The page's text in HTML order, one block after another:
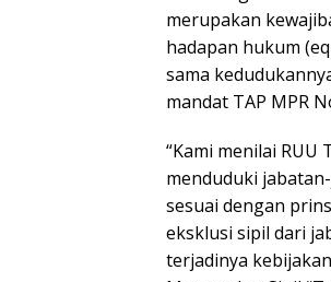
merupakan
hadapan hukum
sama
mandat TAP MPR
“Kami menilai
menduduki
sesuai dengan
eksklusi sipil dari
terjadinya